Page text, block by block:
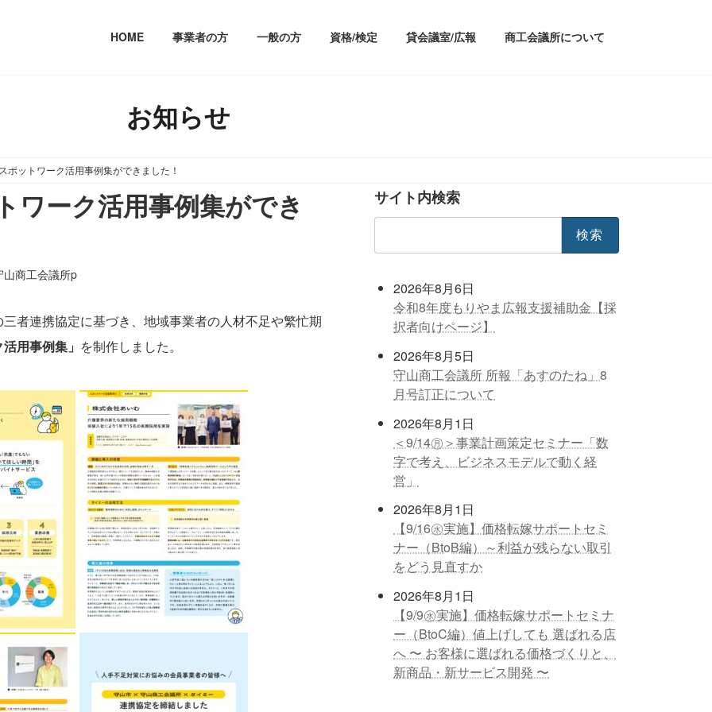
HOME 事業者の方 一般の方 資格/検定 貸会議室/広報 商工会議所について
お知らせ
ポットワーク活用事例集ができました！
ワーク活用事例集ができ
山商工会議所p
者連携協定に基づき、地域事業者の人材不足や繁忙期
用事例集」 を制作しました。
サイト内検索
2026年8月6日
令和8年度もりやま広報支援補助金【採
択者向けページ】
2026年8月5日
守山商工会議所 所報「あすのたね」8
月号訂正について
2026年8月1日
＜9/14㊊＞事業計画策定セミナー「数
字で考え、ビジネスモデルで動く経
営」
2026年8月1日
【9/16㊌実施】価格転嫁サポートセミ
ナー（BtoB編）～利益が残らない取引
をどう見直すか
2026年8月1日
【9/9㊌実施】価格転嫁サポートセミナ
ー（BtoC編）値上げしても 選ばれる店
へ 〜 お客様に選ばれる価格づくりと、
新商品・新サービス開発 〜